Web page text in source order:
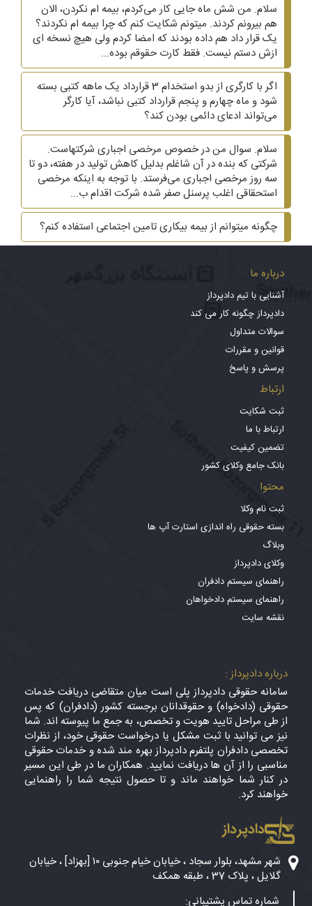
سلام. من شش ماه جایی کار می‌کردم، بیمه ام نکردن، الان
هم بیرونم کردند. میتونم شکایت کنم که چرا بیمه ام نکردند؟
یک قرار داد هم داده بودند که امضا کردم ولی هیچ نسخه ای
ازش دستم نیست. فقط کارت حقوقم بوده...
اگر با کارگری از بدو استخدام 3 قرارداد یک ماهه کتبی بسته
شود و ماه چهارم و پنجم قرارداد کتبی نباشد، آیا کارگر
می‌تواند ادعای دائمی بودن کند؟
سلام. سوال من در خصوص مرخصی اجباری شرکتهاست.
شرکتی که بنده در آن شاغلم بدلیل کاهش تولید در هفته، دو تا
سه روز مرخصی اجباری می‌فرستد. با توجه به اینکه مرخصی
استحقاقی اغلب پرسنل صفر شده شرکت اقدام ب...
چگونه میتوانم از بیمه بیکاری تامین اجتماعی استفاده کنم؟
درباره ما
آشنایی با تیم دادپرداز
دادپرداز چگونه کار می کند
سوالات متداول
قوانین و مقررات
پرسش و پاسخ
ارتباط
ثبت شکایت
ارتباط با ما
تضمین کیفیت
بانک جامع وکلای کشور
محتوا
ثبت نام وکلا
بسته حقوقی راه اندازی استارت آپ ها
وبلاگ
وکلای دادپرداز
راهنمای سیستم دادفران
راهنمای سیستم دادخواهان
نقشه سایت
درباره دادپرداز :
سامانه حقوقی دادپرداز پلی است میان متقاضی دریافت خدمات
حقوقی (دادخواه) و حقوقدانان برجسته کشور (دادفران) که پس
از طی مراحل تایید هویت و تخصص، به جمع ما پیوسته اند. شما
نیز می توانید با ثبت مشکل یا درخواست حقوقی خود، از نظرات
تخصصی دادفران پلتفرم دادپرداز بهره مند شده و خدمات حقوقی
مناسبی را از آن ها دریافت نمایید. همکاران ما در طی این مسیر
در کنار شما خواهند ماند و تا حصول نتیجه شما را راهنمایی
خواهند کرد.
دادپرداز
شهر مشهد، بلوار سجاد ، خیابان خیام جنوبی ۱۰ [بهزاد] ، خیابان
گلایل ، پلاک 37 ، طبقه همکف
شماره تماس پشتیبانی: